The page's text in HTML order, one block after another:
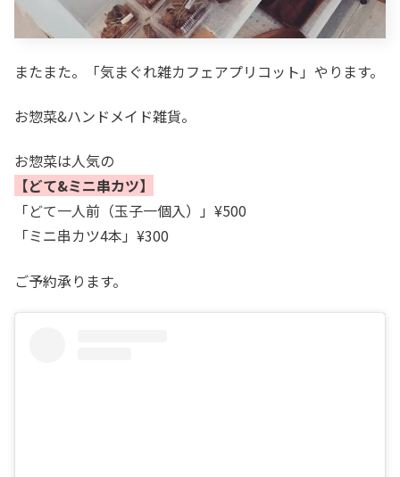
またまた。「気まぐれ雑カフェアプリコット」やります。
お惣菜&ハンドメイド雑貨。
お惣菜は人気の
【どて&ミニ串カツ】
「どて一人前（玉子一個入）」¥500
「ミニ串カツ4本」¥300
ご予約承ります。